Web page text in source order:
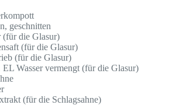
geschnitten
(für die Glasur)
(für die Glasur)
(für die Glasur)
Wasser vermengt (für die Glasur)
(für die Schlagsahne)